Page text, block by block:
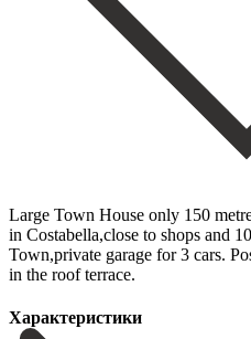
Large Town House only 150
in Costabella,close to shops and
Town,private garage for 3 cars.
in the roof terrace.
Характеристики